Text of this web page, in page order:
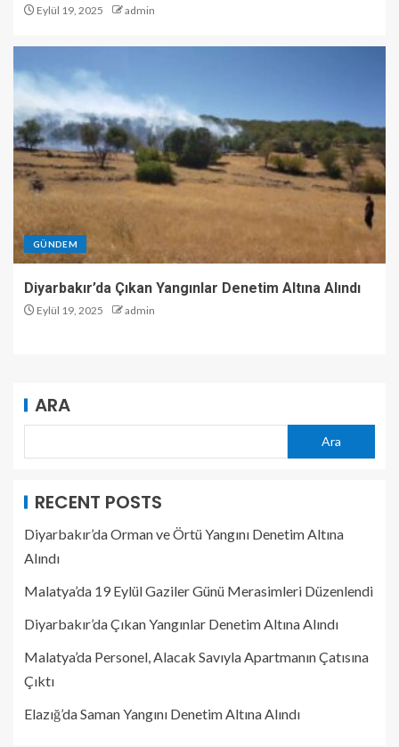
Eylül 19, 2025 admin
GÜNDEM
Diyarbakır’da Çıkan Yangınlar Denetim Altına Alındı
Eylül 19, 2025 admin
ARA
Ara
RECENT POSTS
Diyarbakır’da Orman ve Örtü Yangını Denetim Altına
Alındı
Malatya’da 19 Eylül Gaziler Günü Merasimleri Düzenlendi
Diyarbakır’da Çıkan Yangınlar Denetim Altına Alındı
Malatya’da Personel, Alacak Savıyla Apartmanın Çatısına
Çıktı
Elazığ’da Saman Yangını Denetim Altına Alındı